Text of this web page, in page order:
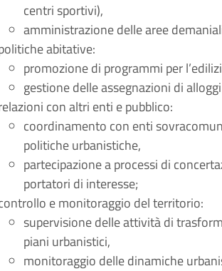
centri sportivi),
amministrazione delle aree
abitative:
promozione di programmi per
gestione delle assegnazioni di
con altri enti e pubblico:
coordinamento con enti
politiche urbanistiche,
partecipazione a processi di
portatori di interesse;
e monitoraggio del territorio:
supervisione delle attività di
piani urbanistici,
monitoraggio delle dinamiche